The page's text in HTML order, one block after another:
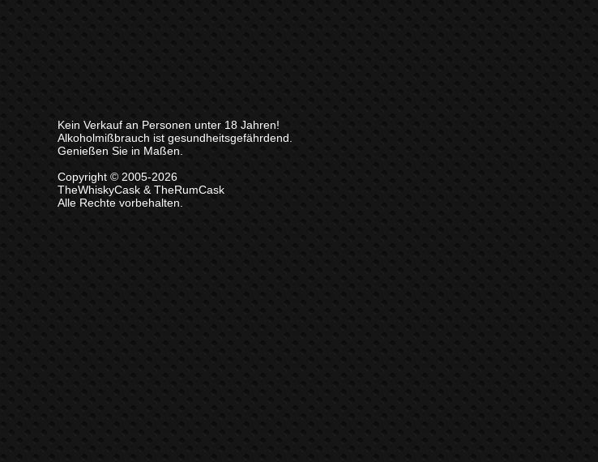
Kein Verkauf an Personen unter 18 Jahren!
Alkoholmißbrauch ist gesundheitsgefährdend.
Genießen Sie in Maßen.
Copyright © 2005-2026
TheWhiskyCask & TheRumCask
Alle Rechte vorbehalten.